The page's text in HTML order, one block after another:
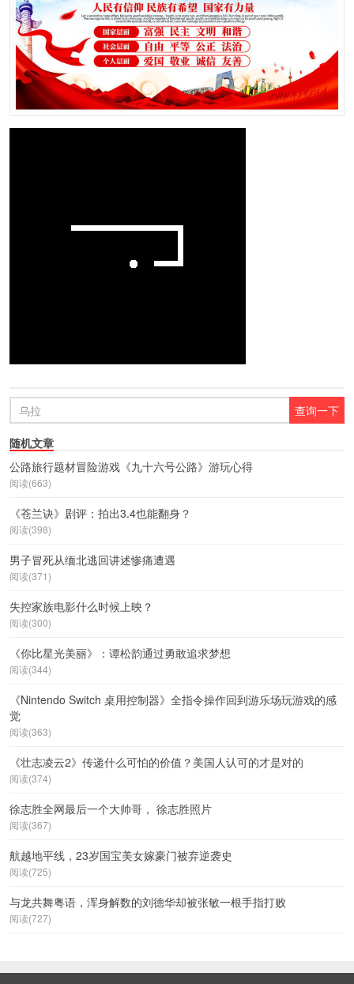
随机文章
公路旅行题材冒险游戏《九十六号公路》游玩心得
阅读(663)
《苍兰诀》剧评：拍出3.4也能翻身？
阅读(398)
男子冒死从缅北逃回讲述惨痛遭遇
阅读(371)
失控家族电影什么时候上映？
阅读(300)
《你比星光美丽》：谭松韵通过勇敢追求梦想
阅读(344)
《Nintendo Switch 桌用控制器》全指令操作回到游乐场玩游戏的感
觉
阅读(363)
《壮志凌云2》传递什么可怕的价值？美国人认可的才是对的
阅读(374)
徐志胜全网最后一个大帅哥， 徐志胜照片
阅读(367)
航越地平线，23岁国宝美女嫁豪门被弃逆袭史
阅读(725)
与龙共舞粤语，浑身解数的刘德华却被张敏一根手指打败
阅读(727)